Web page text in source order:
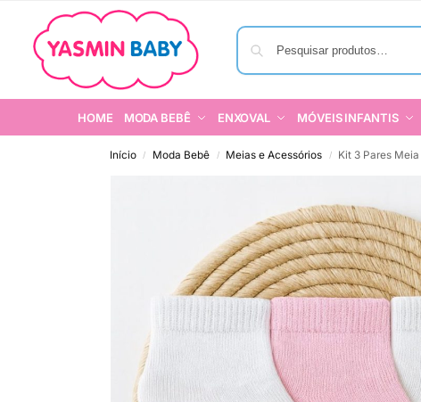
HOME MODA BEBÊ ENXOVAL MÓVEIS INFANTIS
Início / Moda Bebê / Meias e Acessórios / Kit 3 Pares